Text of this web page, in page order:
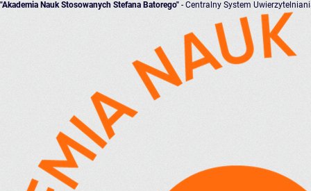
"Akademia Nauk Stosowanych Stefana Batorego" - Centralny System